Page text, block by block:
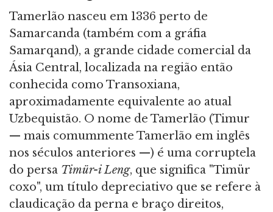
Tamerlão nasceu em 1336 perto de
Samarcanda (também com a gráfia
Samarqand), a grande cidade comercial da
Ásia Central, localizada na região então
conhecida como Transoxiana,
aproximadamente equivalente ao atual
Uzbequistão. O nome de Tamerlão (Timur
— mais comummente Tamerlão em inglês
nos séculos anteriores —) é uma corruptela
do persa Timür-i Leng, que significa "Timür
coxo", um título depreciativo que se refere à
claudicação da perna e braço direitos,